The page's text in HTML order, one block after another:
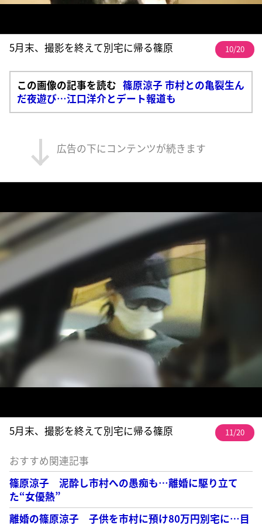
5月末、撮影を終えて別宅に帰る篠原 10/20
この画像の記事を読む 篠原涼子 市村との亀裂生ん
だ夜遊び…江口洋介とデート報道も
広告の下にコンテンツが続きます
5月末、撮影を終えて別宅に帰る篠原 11/20
おすすめ関連記事
篠原涼子 泥酔し市村への愚痴も…離婚に駆り立て
た“女優熱”
離婚の篠原涼子 子供を市村に預け80万円別宅に…目